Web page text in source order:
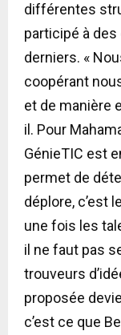
différentes
participé à
derniers. «
coopérant
et de manière
il. Pour
GénieTIC est
permet de
déplore, c’est
une fois les
il ne faut pas
trouveurs
proposée
c’est ce que